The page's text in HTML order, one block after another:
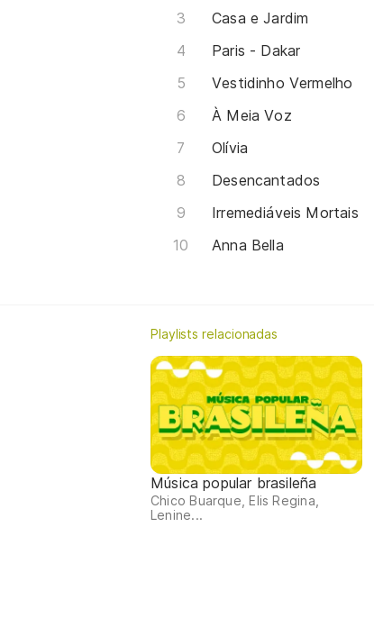
Casa e Jardim
Paris - Dakar
Vestidinho Vermelho
À Meia Voz
Olívia
Desencantados
Irremediáveis Mortais
Anna Bella
Playlists relacionadas
Música popular brasileña
Chico Buarque, Elis Regina,
Lenine...